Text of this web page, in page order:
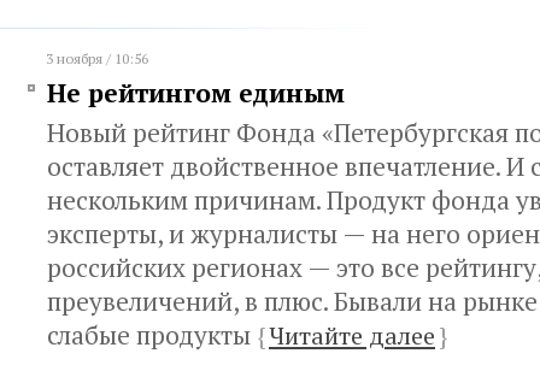
3 ноября / 10:56
Не рейтингом единым
Новый рейтинг Фонда «Петербургская
оставляет двойственное впечатление. И
нескольким причинам. Продукт фонда
эксперты, и журналисты — на него
российских регионах — это все
преувеличений, в плюс. Бывали на
слабые продукты {Читайте далее}